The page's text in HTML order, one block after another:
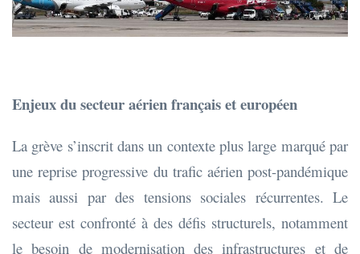
Enjeux du secteur aérien français et européen
La grève s’inscrit dans un contexte plus large marqué par
une reprise progressive du trafic aérien post-pandémique
mais aussi par des tensions sociales récurrentes. Le
secteur est confronté à des défis structurels, notamment
le besoin de modernisation des infrastructures et de